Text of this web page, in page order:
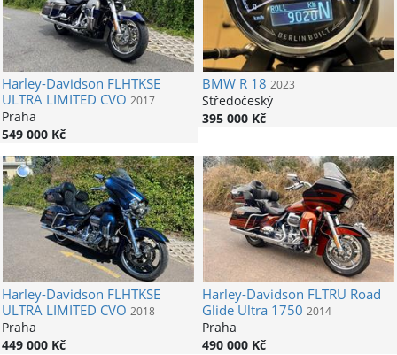
Harley-Davidson FLHTKSE
ULTRA LIMITED CVO 2017
Praha
549 000 Kč
BMWR 18 2023
Středočeský
395 000 Kč
Harley-Davidson FLHTKSE
ULTRA LIMITED CVO 2018
Praha
449 000 Kč
Harley-Davidson FLTRU Road
Glide Ultra 1750 2014
Praha
490 000 Kč